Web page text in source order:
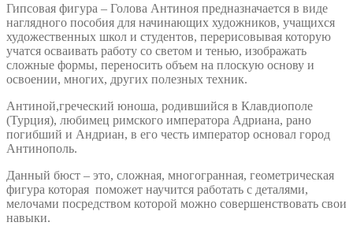
Гипсовая фигура – Голова Антиноя предназначается в виде
наглядного пособия для начинающих художников, учащихся
художественных школ и студентов, перерисовывая которую
учатся осваивать работу со светом и тенью, изображать
сложные формы, переносить объем на плоскую основу и
освоении, многих, других полезных техник.
Антиной,греческий юноша, родившийся в Клавдиополе
(Турция), любимец римского императора Адриана, рано
погибший и Андриан, в его честь император основал город
Антинополь.
Данный бюст – это, сложная, многогранная, геометрическая
фигура которая поможет научится работать с деталями,
мелочами посредством которой можно совершенствовать свои
навыки.